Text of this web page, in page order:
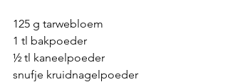
125 g tarwebloem
1 tl bakpoeder
½ tl kaneelpoeder
snufje kruidnagelpoeder